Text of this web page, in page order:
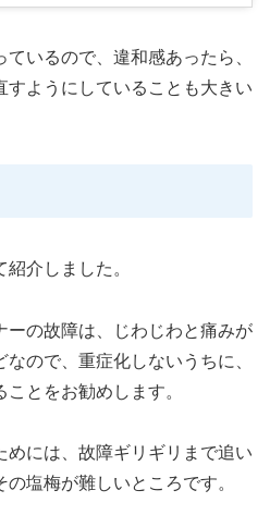
いるので、違和感あったら、
すようにしていることも大きい
介しました。
ーの故障は、じわじわと痛みが
ので、重症化しないうちに、
とをお勧めします。
めには、故障ギリギリまで追い
塩梅が難しいところです。